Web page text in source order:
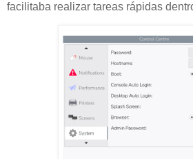
facilitaba realizar tareas rápidas